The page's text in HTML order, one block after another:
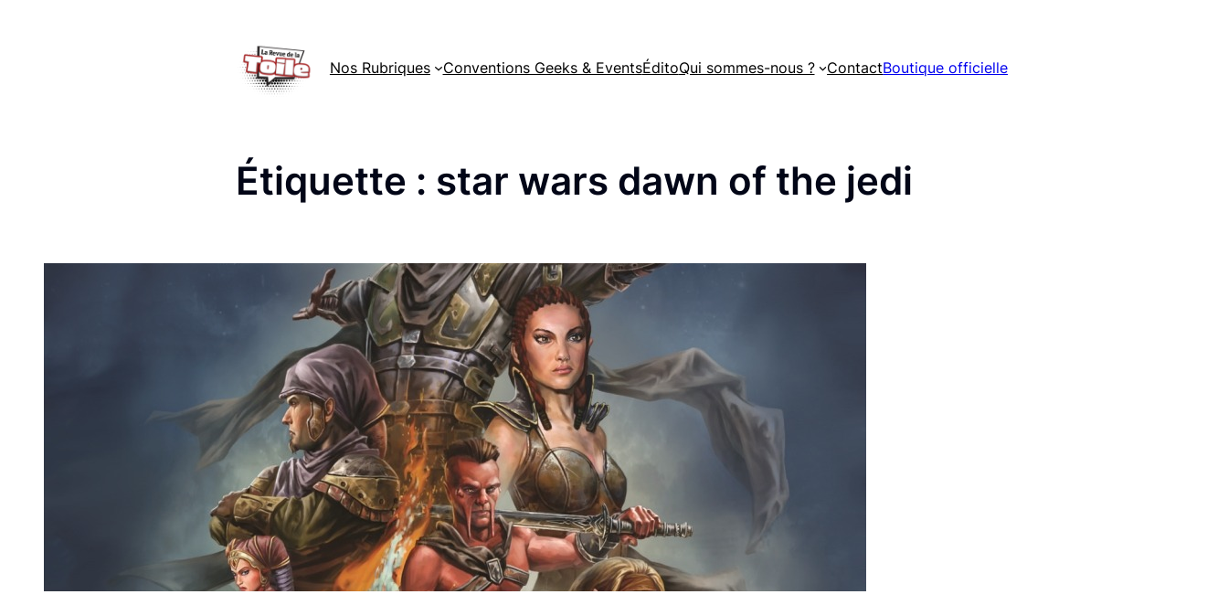
Nos Rubriques Conventions Geeks & EventsÉditoQui sommes-nous ? ContactBoutique officielle
Étiquette : star wars dawn of the jedi